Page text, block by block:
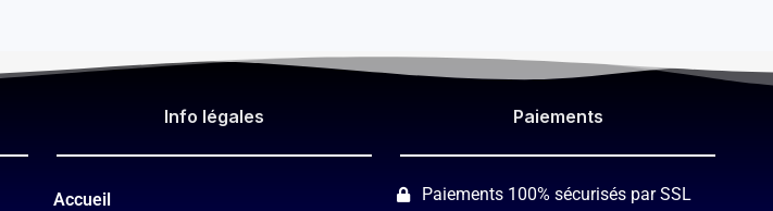
Info légales​
Accueil
Paiements​
Paiements 100% sécurisés par SSL